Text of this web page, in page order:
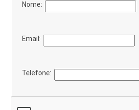
Nome:
Email:
Telefone: